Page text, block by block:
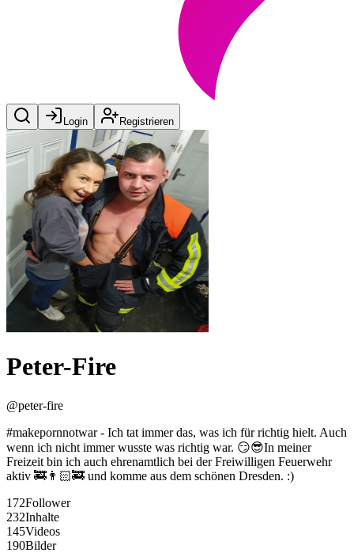
Login Registrieren
Peter-Fire
@peter-fire
#makepornnotwar - Ich tat immer das, was ich für richtig hielt. Auch
wenn ich nicht immer wusste was richtig war. 😏😎In meiner
Freizeit bin ich auch ehrenamtlich bei der Freiwilligen Feuerwehr
aktiv 🚒👨🏻‍🚒 und komme aus dem schönen Dresden. :)
172Follower
232Inhalte
145Videos
190Bilder